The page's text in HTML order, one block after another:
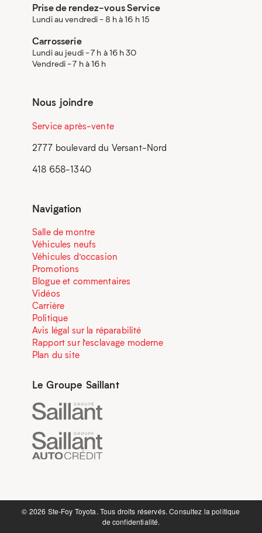
Prise de rendez-vous Service
Lundi au vendredi - 8 h à 16 h 15
Carrosserie
Lundi au jeudi - 7 h à 16 h 30
Vendredi - 7 h à 16 h
Nous joindre
Service après-vente
2777 boulevard du Versant-Nord
418 658-1340
Navigation
Salle de montre
Véhicules neufs
Véhicules d’occasion
Promotions
Blogue et commentaires
Vidéos
Carrière
Politique
Avis légal sur la réparabilité
Rapport sur l’esclavage moderne
Plan du site
Le Groupe Saillant
©️ 2026 Ste-Foy Toyota. Tous droits réservés. Consultez lapolitique
de confidentialité.